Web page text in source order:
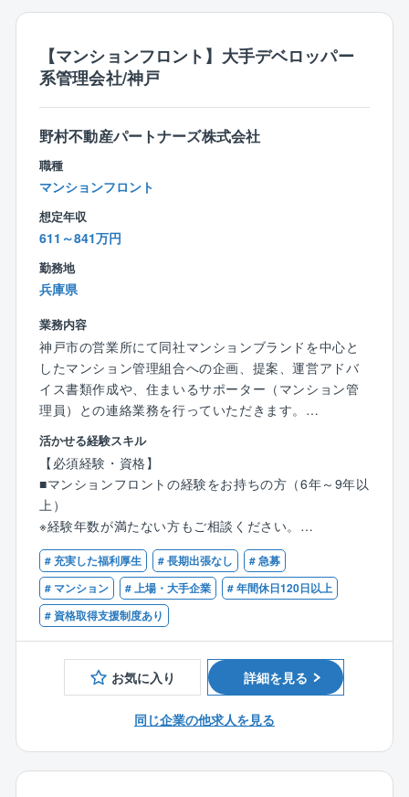
・営業ノルマ一切無し。顧客満足を重視し、現場現物
主義を徹底すべく、担当マンションに密着できるよう
に様々な施策を用意しています。
■働き方：
1人当たりの担当棟数が他社と比較して少ないこともあ
り、非常に働きやすい環境です。
・残業は月平均33.7時間
・19時になるとPCが自動でシャットダウンされるた
できます。
・時間外及び休日の携帯電話への着信はコールセンタ
ーへ転送
・年間休日125日、土日出勤が発生した場合は振休を取
得していただきます。
■同社の特徴：
管理対象は10世帯前後の小規模マンションから2,000
世帯を超える高層タワー型マンション、好立地で一部
屋数億円にも及ぶ超高級マンション等、多岐に渡りま
す。
多様なマンションの資産価値の維持・向上に携われる
のは、住友不動産グループの管理会社である同社だか
らこそ。
住友不動産は新築分譲マンション供給戸数全国トップ
クラスを誇っており、同社の管理に対する需要は年々
増加し、安定性も抜群です。
お客様からの一次受付は24時間365日受付のコールセ
ンターでお受けします。
もしフロントに取り次ぐ必要がある際は、社内スケジ
すため、休日や時間外に電話が鳴ることは原則ありま
専有部や共有部の故障、トラブルに対応します。
社内技術スタッフ、管理部門と連携し、セキュリティ
や施工会社を手配するなど、最適な改善策を実行しま
す。
(2)住まいるサポーターとの連絡業務：
マンションの清掃や点検を担当する管理員と連絡を取
り、安全・快適を維持します。
(3)マンション管理組合への企画提案：
月1回程度、理事会に参加。
マンション修繕計画の立案や、マンションの収支をま
とめた月次決算書の提出を行ないます。
また季節ごとのイベントの実施など、マンション運営
います。
※一人で管理する件数をおさえ、居住者の方とじっくり
向き合うことができます。
社内の様々な部門や協力会社と連携しながらトラブル
などを解決し、居住者の方から感謝の言葉をいただい
富裕層の方が住まわれる、ハイグレードなマンション
を多く管理しています。
【働く魅力】
■夜間や休日の急な呼び出しはほとんど無し
夜間の対応並びに緊急対応は野村スマイルセンターが
一次対応いたします。そこで9割以上の問い合わせ対応
が完結するため休日や夜間に緊急対応することはほと
んどありません。
■フロント職の離職率が2.4％程度
フレックス制度や在宅勤務等を用いてワークライフバ
【マンションフロント】大手デベロッパー
系管理会社/神戸
野村不動産パートナーズ株式会社
職種
マンションフロント
想定年収
611～841万円
勤務地
兵庫県
業務内容
神戸市の営業所にて同社マンションブランドを中心と
したマンション管理組合への企画、提案、運営アドバ
イス書類作成や、住まいるサポーター（マンション管
理員）との連絡業務を行っていただきます。
「製、販、管一貫体制」を強みとする野村不動産グル
ープの、マンション事業における「管理」の部分を担
います。
【詳細】
同グループが展開する「プラウド」「オハナ」などの
ブランドマンションをはじめ、タワー、超高層など主
にハイグレードなマンションの管理を手がけている同
社。
お客様に安心で快適な住環境をご提供するために、マ
ンションの総合管理を手がけていただきます。
一人が担当する件数は少なく、ホスピタリティを追求
できる環境。
人と連携しながら住みよいマンションを実現していき
キャリア採用の方が活躍されている企業です。
活かせる経験スキル
【必須経験・資格】
■マンションフロントの経験をお持ちの方（6年～9年以
上）
※経験年数が満たない方もご相談ください。
■管理業務主任者の資格をお持ちの方
# 充実した福利厚生 # 長期出張なし
# 急募
# マンション
# 上場・大手企業
# 年間休日120日以上
# 資格取得支援制度あり
お気に入り 詳細を見る
同じ企業の他求人を見る